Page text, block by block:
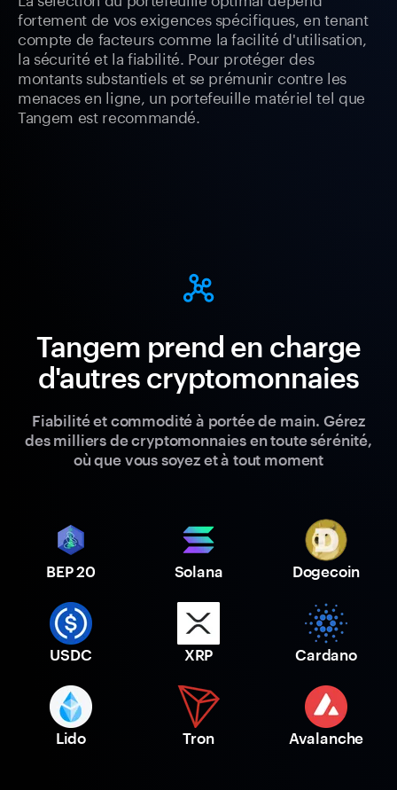
fortement de vos exigences spécifiques, en tenant
compte de facteurs comme la facilité d'utilisation,
la sécurité et la fiabilité. Pour protéger des
montants substantiels et se prémunir contre les
menaces en ligne, un portefeuille matériel tel que
Tangem est recommandé.
Tangem prend en charge
d'autres cryptomonnaies
Fiabilité et commodité à portée de main. Gérez
des milliers de cryptomonnaies en toute sérénité,
où que vous soyez et à tout moment
BEP 20 Solana Dogecoin
USDC XRP Cardano
Lido Tron Avalanche